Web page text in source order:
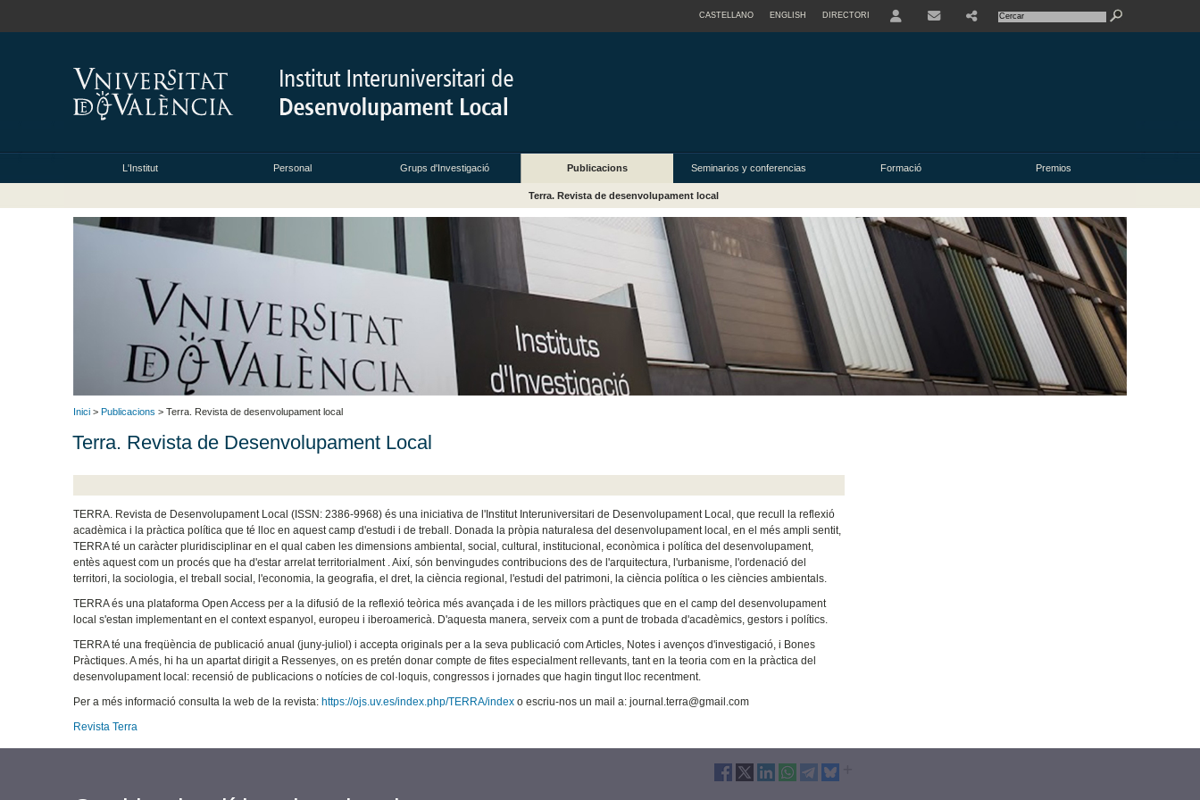
CASTELLANO ENGLISH DIRECTORI
L'Institut Personal Grups d'Investigació Publicacions Seminarios y conferencias Formació Premios
Terra. Revista de desenvolupament local
Inici > Publicacions > Terra. Revista de desenvolupament local
Terra. Revista de Desenvolupament Local
TERRA. Revista de Desenvolupament Local (ISSN: 2386-9968) és una iniciativa de l'Institut Interuniversitari de Desenvolupament Local, que recull la reflexió
acadèmica i la pràctica política que té lloc en aquest camp d'estudi i de treball. Donada la pròpia naturalesa del desenvolupament local, en el més ampli sentit,
TERRA té un caràcter pluridisciplinar en el qual caben les dimensions ambiental, social, cultural, institucional, econòmica i política del desenvolupament,
entès aquest com un procés que ha d'estar arrelat territorialment . Així, són benvingudes contribucions des de l'arquitectura, l'urbanisme, l'ordenació del
territori, la sociologia, el treball social, l'economia, la geografia, el dret, la ciència regional, l'estudi del patrimoni, la ciència política o les ciències ambientals.
TERRA és una plataforma Open Access per a la difusió de la reflexió teòrica més avançada i de les millors pràctiques que en el camp del desenvolupament
local s'estan implementant en el context espanyol, europeu i iberoamericà. D'aquesta manera, serveix com a punt de trobada d'acadèmics, gestors i polítics.
TERRA té una freqüència de publicació anual (juny-juliol) i accepta originals per a la seva publicació com Articles, Notes i avenços d'investigació, i Bones
Pràctiques. A més, hi ha un apartat dirigit a Ressenyes, on es pretén donar compte de fites especialment rellevants, tant en la teoria com en la pràctica del
desenvolupament local: recensió de publicacions o notícies de col·loquis, congressos i jornades que hagin tingut lloc recentment.
Per a més informació consulta la web de la revista:https://ojs.uv.es/index.php/TERRA/index o escriu-nos un mail a: journal.terra@gmail.com
Revista Terra